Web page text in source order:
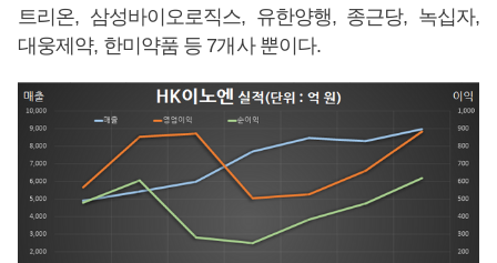
트리온, 삼성바이오로직스, 유한양행, 종근당, 녹십자,
대웅제약, 한미약품 등 7개사 뿐이다.